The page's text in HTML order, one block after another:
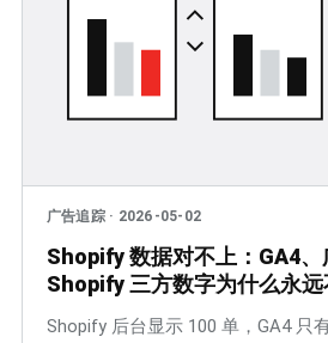
广告追踪· 2026-05-02
Shopify 数据对不上：GA4、
Shopify 三方数字为什么永远
Shopify 后台显示 100 单，GA4 只